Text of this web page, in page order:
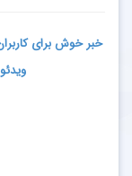
خبر خوش برای